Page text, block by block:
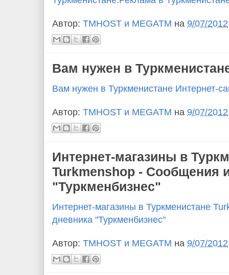
Автор: TMHOST и MEGATM на 9/07/2012
Вам нужен в
Вам нужен в Туркменистане Интернет-
Автор: TMHOST и MEGATM на 9/07/2012
Интернет-магазины в
Turkmenshop - Сообщения
"Туркменбизнес"
Интернет-магазины в Туркменистане
дневника "Туркменбизнес"
Автор: TMHOST и MEGATM на 9/07/2012